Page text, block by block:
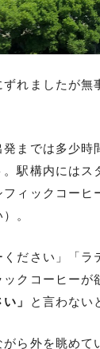
れましたが無
までは多少時
駅構内にはス
ィックコーヒ
。
ください」「
クコーヒーが
」
と言わない
ら外を眺めて